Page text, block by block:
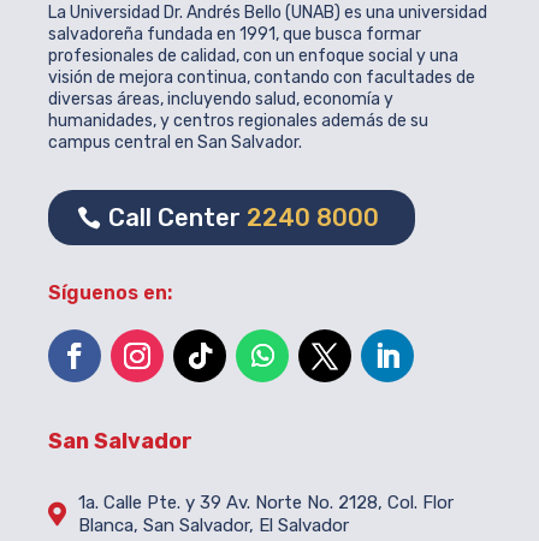
La Universidad Dr. Andrés Bello (UNAB) es una universidad
salvadoreña fundada en 1991, que busca formar
profesionales de calidad, con un enfoque social y una
visión de mejora continua, contando con facultades de
diversas áreas, incluyendo salud, economía y
humanidades, y centros regionales además de su
campus central en San Salvador.
Call Center 2240 8000
Síguenos en:
San Salvador
 1a. Calle Pte. y 39 Av. Norte No. 2128, Col. Flor
Blanca, San Salvador, El Salvador